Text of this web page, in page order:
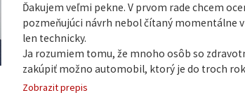
Ďakujem veľmi pekne. V prvom rade chcem
pozmeňujúci návrh nebol čítaný momentálne
len technicky.
Ja rozumiem tomu, že mnoho osôb so
zakúpiť možno automobil, ktorý je do troch
Zobrazit prepis